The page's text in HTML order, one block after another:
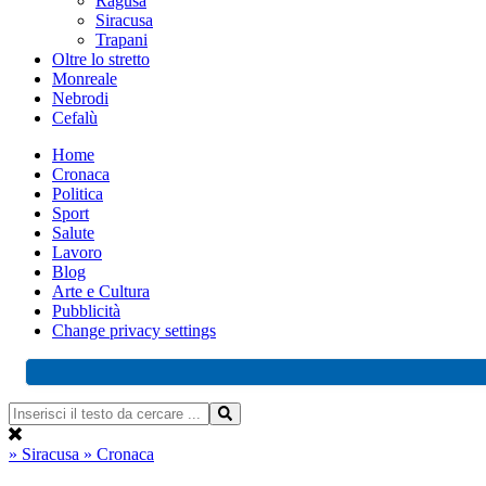
Siracusa
Trapani
Oltre lo stretto
Monreale
Nebrodi
Cefalù
Home
Cronaca
Politica
Sport
Salute
Lavoro
Blog
Arte e Cultura
Pubblicità
Change privacy settings
» Siracusa » Cronaca